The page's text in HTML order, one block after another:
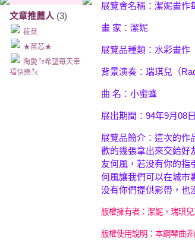
文章推薦人 (3)
筱棻
★苗芯★
陶愛ೀ希望每天幸
福快樂ೀ
展覽會名稱：潔妮畫作
畫 家：潔妮
展覽品種類：水彩畫作
背景演奏：瑞琪兒（
曲 名：小蜜蜂
展出期間：94年9月08
展覽品簡介：這次的作
歡的幾張拿出來交給好
友何風，若没有你的指
何風讓我們可以在城市
没有你們提供影帶，也
版權擁有者：潔妮，瑞琪
版權使用說明：本鋼琴曲